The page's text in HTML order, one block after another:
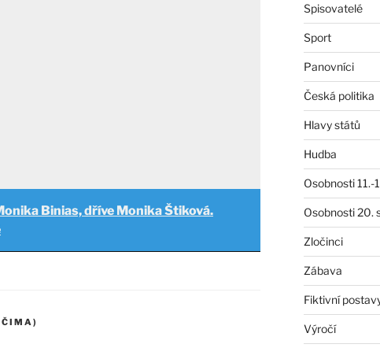
Binias, dříve Monika Štiková.
Spisovatelé
Sport
Panovníci
Česká politika
Hlavy států
Hudba
Osobnosti 11.-
Osobnosti 20.
Zločinci
Zábava
Fiktivní
Výročí